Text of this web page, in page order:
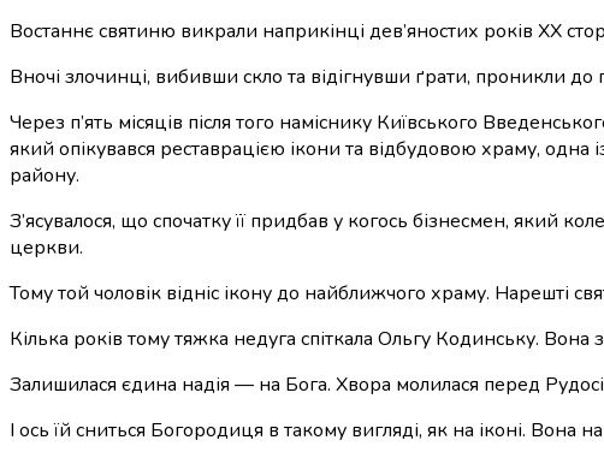
Востаннє святиню викрали наприкінці дев’яностих років ХХ
Вночі злочинці, вибивши скло та відігнувши ґрати, проникли
Через п’ять місяців після того наміснику Київського
який опікувався реставрацією ікони та відбудовою храму,
району.
З’ясувалося, що спочатку її придбав у когось бізнесмен, який
церкви.
Тому той чоловік відніс ікону до найближчого храму. Нарешті
Кілька років тому тяжка недуга спіткала Ольгу Кодинську.
Залишилася єдина надія — на Бога. Хвора молилася перед
І ось їй сниться Богородиця в такому вигляді, як на іконі. Вона